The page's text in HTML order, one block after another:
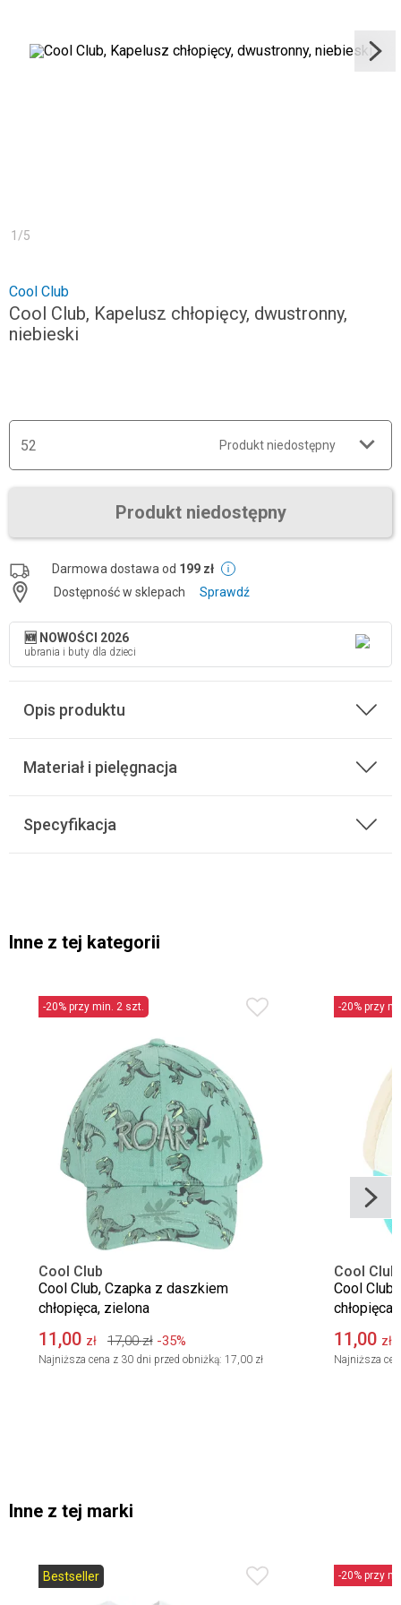
1 /5
Cool Club
Cool Club, Kapelusz chłopięcy, dwustronny,
niebieski
52 Produkt niedostępny
Produkt niedostępny
Darmowa dostawa od 199 zł
Dostępność w sklepach
Sprawdź
🆕 NOWOŚCI 2026
ubrania i buty dla dzieci
Opis produktu
Materiał i pielęgnacja
Specyfikacja
Inne z tej kategorii
-20% przy min. 2 szt.
Cool Club
Cool Club, Czapka z daszkiem
chłopięca, zielona
11,00 zł 17,00 zł -35%
Najniższa cena z 30 dni przed obniżką: 17,00 zł
-20% przy
Cool Club
Cool
11,00 zł
Najniższa
Inne z tej marki
Bestseller -20% przy